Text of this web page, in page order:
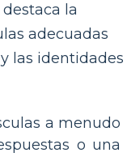
la
adecuadas
las identidades
a menudo
o una